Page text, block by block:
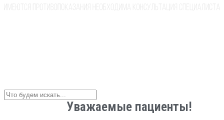
Уважаемые пациенты!